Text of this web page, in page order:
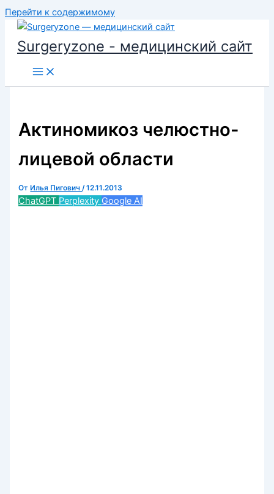
Перейти к содержимому
Surgeryzone - медицинский сайт
Актиномикоз челюстно-
лицевой области
От Илья Пигович/12.11.2013
ChatGPT Perplexity Google AI